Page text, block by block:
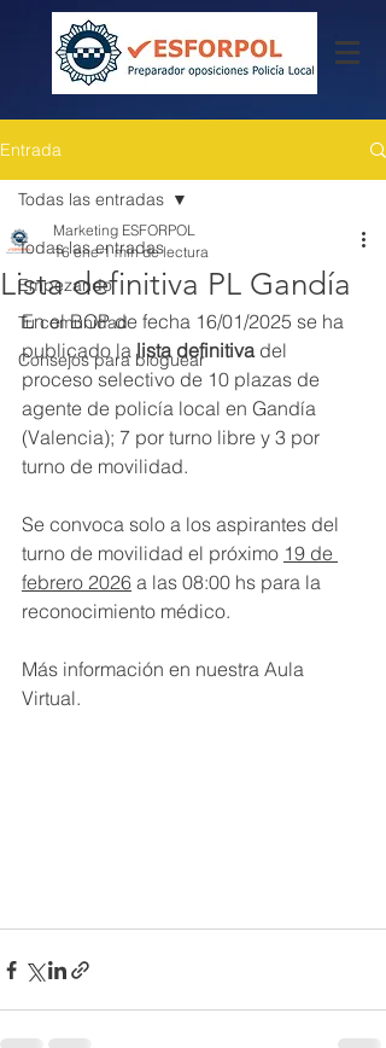
Entrada
Todas las entradas
Empezando
Tu comunidad
Consejos para bloguear
Todas las entradas
Lista definitiva PL Gandía
Marketing ESFORPOL
16 ene 1 min de lectura
En el BOP de fecha 16/01/2025 se ha
publicado la lista definitiva del
proceso selectivo de 10 plazas de
agente de policía local en Gandía
(Valencia); 7 por turno libre y 3 por
turno de movilidad.
Se convoca solo a los aspirantes del
turno de movilidad el próximo 19 de
febrero 2026 a las 08:00 hs para la
reconocimiento médico.
Más información en nuestra Aula
Virtual.